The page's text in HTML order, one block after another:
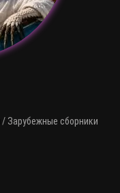
/ Зарубежные сборники